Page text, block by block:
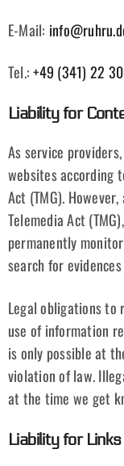
E-Mail:
Tel.:+49 (341) 22
Liability for
As service
websites according
Act (TMG).
Telemedia Act
permanently
search for
Legal obligations to
use of information
is only possible at
violation of law.
at the time we get
Liability for Links